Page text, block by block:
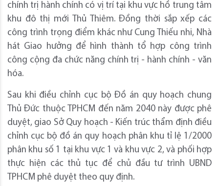
chính trị hành chính có vị trí tại khu vực hồ trung tâm
khu đô thị mới Thủ Thiêm. Đồng thời sắp xếp các
công trình trọng điểm khác như Cung Thiếu nhi, Nhà
hát Giao hưởng để hình thành tổ hợp công trình
công cộng đa chức năng chính trị - hành chính - văn
hóa.
Sau khi điều chỉnh cục bộ Đồ án quy hoạch chung
Thủ Đức thuộc TPHCM đến năm 2040 này được phê
duyệt, giao Sở Quy hoạch - Kiến trúc thẩm định điều
chỉnh cục bộ đồ án quy hoạch phân khu tỉ lệ 1/2000
phân khu số 1 tại khu vực 1 và khu vực 2, và phối hợp
thực hiện các thủ tục để chủ đầu tư trình UBND
TPHCM phê duyệt theo quy định.